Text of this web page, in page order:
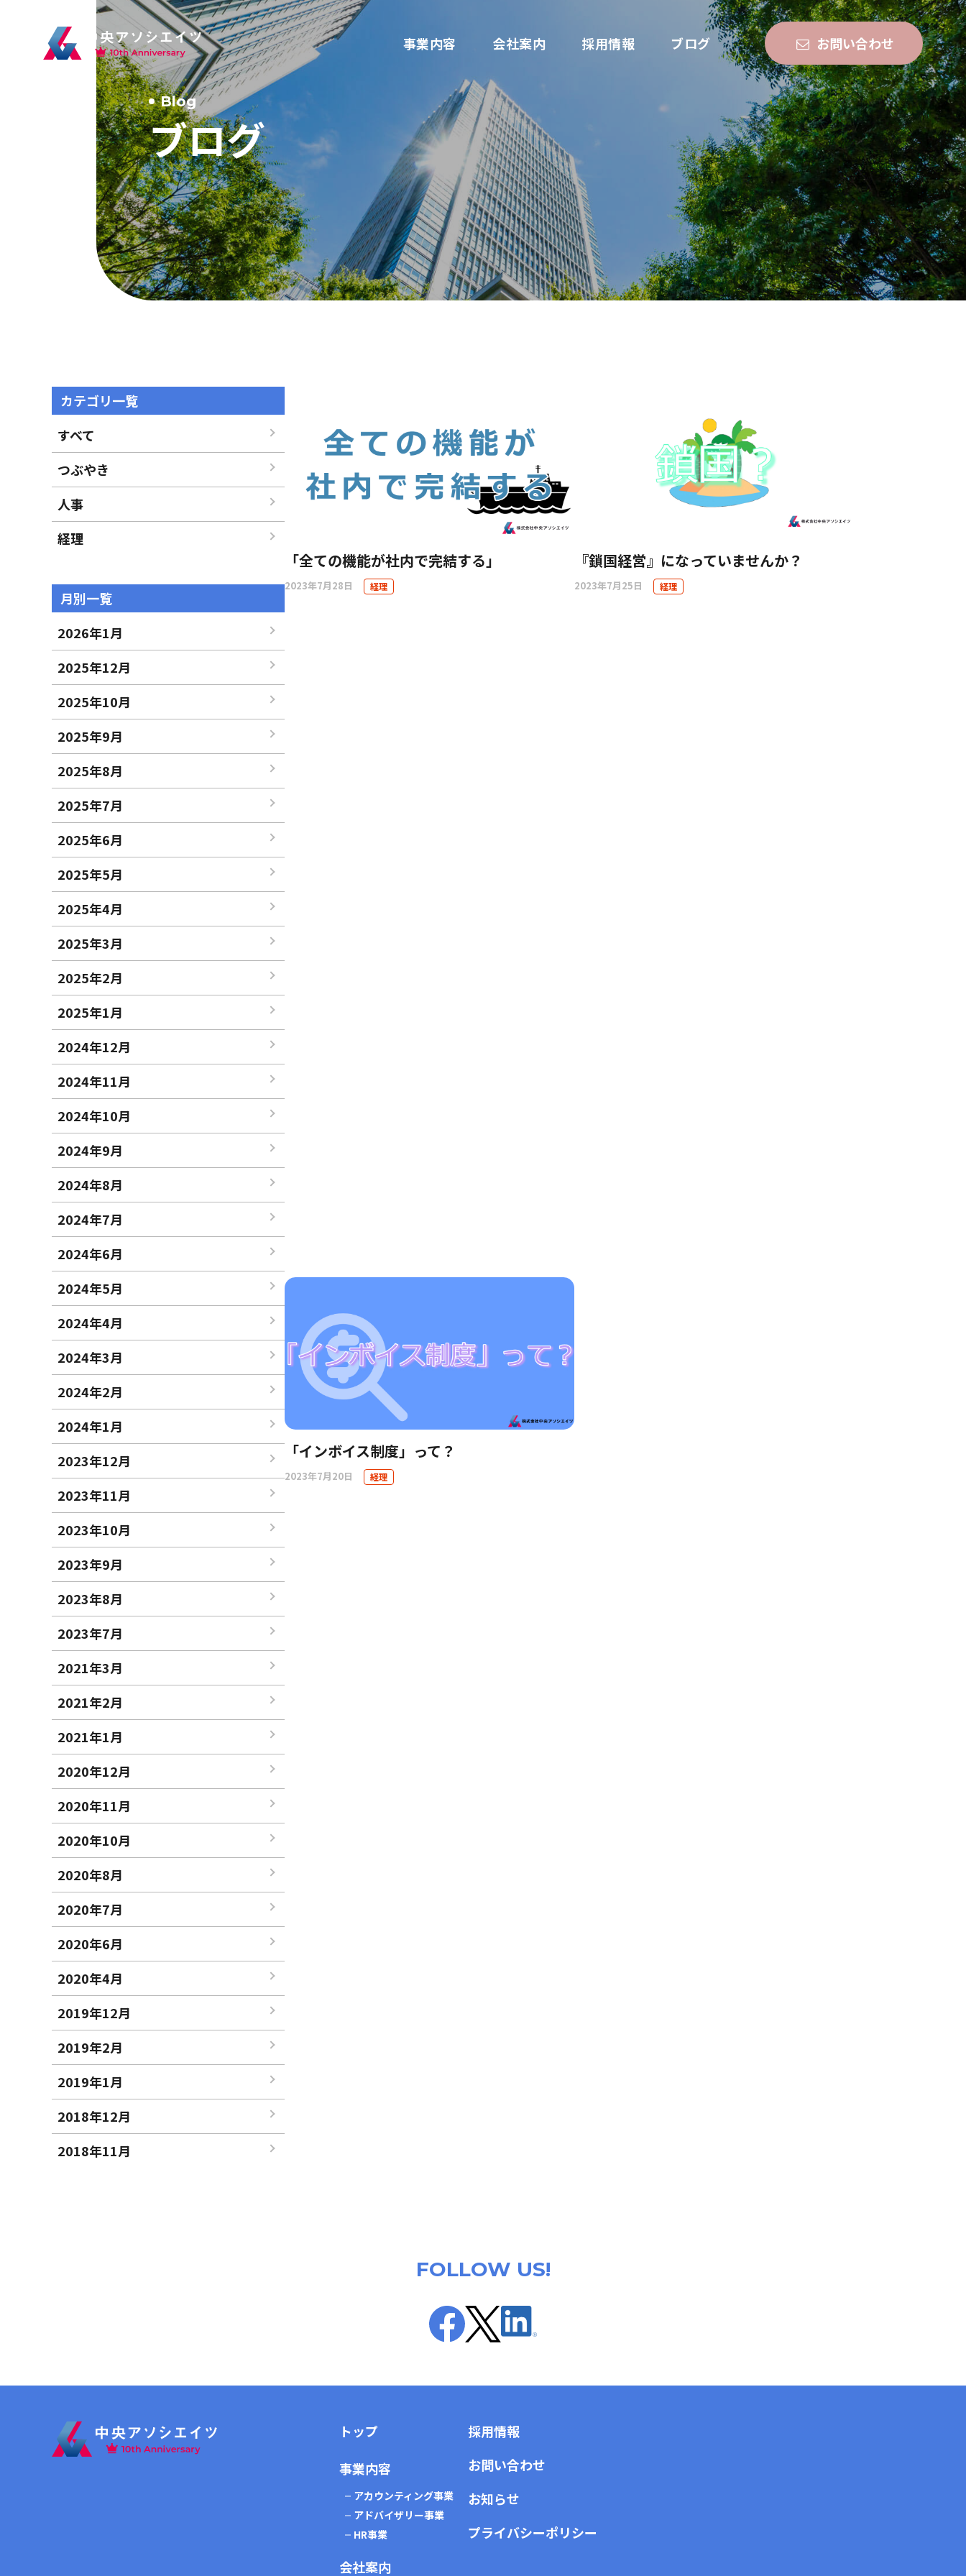
事業内容 会社案内 採用情報 ブログ お問い合わせ
Blog
ブログ
「全ての機能が社内で完結する」
2023年7月28日 経理
『鎖国経営』になっていませんか？
2023年7月25日 経理
「インボイス制度」って？
2023年7月20日 経理
カテゴリ一覧
すべて
つぶやき
人事
経理
月別一覧
2026年1月
2025年12月
2025年10月
2025年9月
2025年8月
2025年7月
2025年6月
2025年5月
2025年4月
2025年3月
2025年2月
2025年1月
2024年12月
2024年11月
2024年10月
2024年9月
2024年8月
2024年7月
2024年6月
2024年5月
2024年4月
2024年3月
2024年2月
2024年1月
2023年12月
2023年11月
2023年10月
2023年9月
2023年8月
2023年7月
2021年3月
2021年2月
2021年1月
2020年12月
2020年11月
2020年10月
2020年8月
2020年7月
2020年6月
2020年4月
2019年12月
2019年2月
2019年1月
2018年12月
2018年11月
FOLLOW US!
トップ
事業内容
アカウンティング事業
アドバイザリー事業
HR事業
会社案内
採用情報
お問い合わせ
お知らせ
プライバシーポリシー